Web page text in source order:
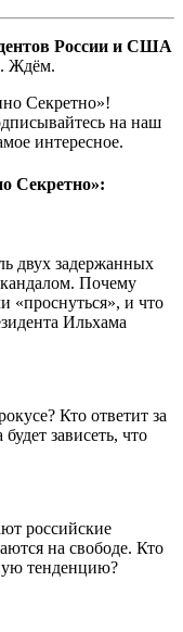
России и США
Ждём.
Секретно»!
на наш
интересное.
Секретно»:
двух задержанных
Почему
«проснуться», и что
Ильхама
Кто ответит за
зависеть, что
российские
на свободе. Кто
тенденцию?